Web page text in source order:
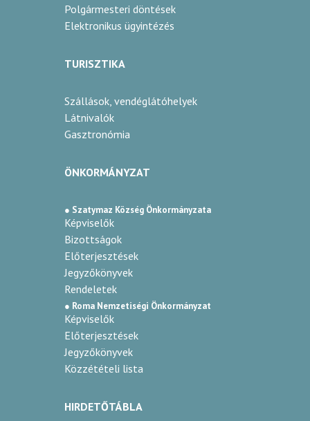
Polgármesteri döntések
Elektronikus ügyintézés
TURISZTIKA
Szállások, vendéglátóhelyek
Látnivalók
Gasztronómia
ÖNKORMÁNYZAT
● Szatymaz Község Önkormányzata
Képviselők
Bizottságok
Előterjesztések
Jegyzőkönyvek
Rendeletek
● Roma Nemzetiségi Önkormányzat
Képviselők
Előterjesztések
Jegyzőkönyvek
Közzétételi lista
HIRDETŐTÁBLA